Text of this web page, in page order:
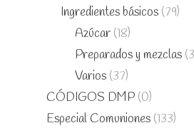
Ingredientes básicos (79)
Azúcar (18)
Preparados y mezclas
Varios (37)
CÓDIGOS DMP (0)
Especial Comuniones (133)